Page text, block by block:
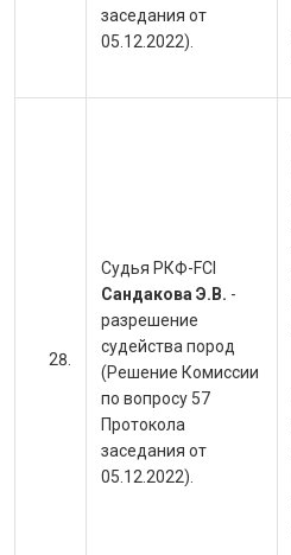
заседания от
05.12.2022).
Судья РКФ-FCI
Сандакова Э.В. -
разрешение
судейства пород
(Решение Комиссии
по вопросу 57
Протокола
заседания от
05.12.2022).